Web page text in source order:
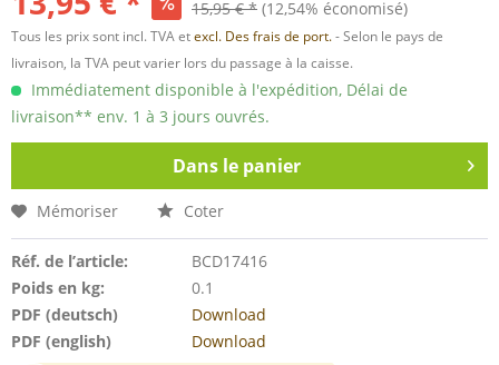
15,95 € * (12,54% économisé)
Tous les prix sont incl. TVA etexcl. Des frais de port.- Selon le pays de
livraison, la TVA peut varier lors du passage à la caisse.
Immédiatement disponible à l'expédition, Délai de
livraison** env. 1 à 3 jours ouvrés.
Dans le panier
Mémoriser Coter
Réf. de l’article:
BCD17416
Poids en kg:
0.1
PDF (deutsch)
Download
PDF (english)
Download